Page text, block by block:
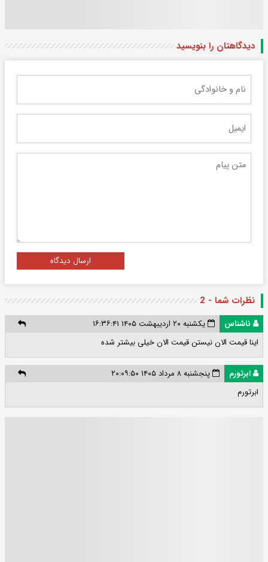
دیدگاهتان را بنویسید
ارسال دیدگاه
نظرات شما - 2
ناشناس
یکشنبه ۲۰ اردیبهشت ۱۴۰۵ ۱۶:۳۶:۴۱
اینا قیمت الان نیستن قیمت الان خیلی بیشتر شده
ابرتورم
پنجشنبه ۸ مرداد ۱۴۰۵ ۲۰:۰۹:۵۰
ابرتورم